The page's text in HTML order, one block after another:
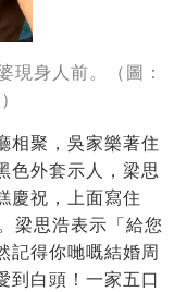
現身人前。（圖：
相聚，吳家樂著住
色外套示人，梁思
慶祝，上面寫住
梁思浩表示「給您
記得你哋嘅結婚周
到白頭！一家五口